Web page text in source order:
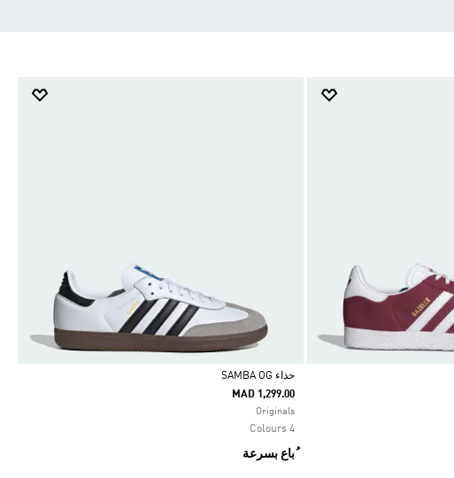
Selected
حذاء SAMBA OG
MAD 1,299.00
Originals
4 Colours
ُباع بسرعة